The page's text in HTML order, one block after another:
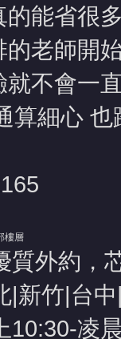
的能省很
老師開
不會一
算細心
樓層
質外約，
|新竹|台
10:30-凌